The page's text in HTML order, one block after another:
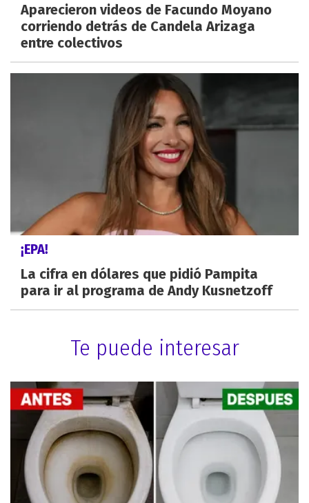
Aparecieron videos de Facundo Moyano
corriendo detrás de Candela Arizaga
entre colectivos
¡EPA!
La cifra en dólares que pidió Pampita
para ir al programa de Andy Kusnetzoff
Te puede interesar